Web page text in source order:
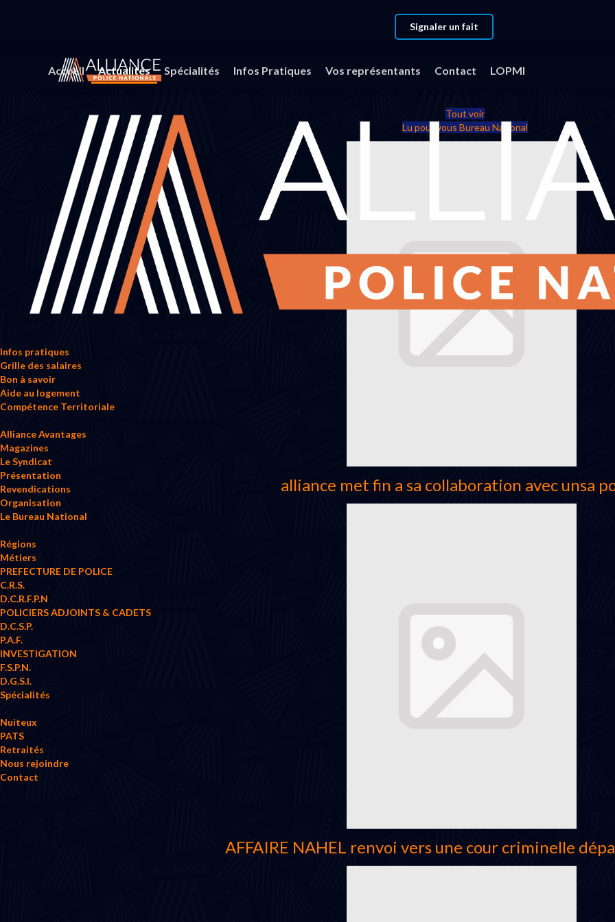
Signaler un fait
Accueil Actualités Spécialités Infos Pratiques Vos représentants Contact LOPMI
Infos pratiques
Grille des salaires
Bon à savoir
Aide au logement
Compétence Territoriale
Alliance Avantages
Magazines
Le Syndicat
Présentation
Revendications
Organisation
Le Bureau National
Régions
Métiers
PREFECTURE DE POLICE
C.R.S.
D.C.R.F.P.N
POLICIERS ADJOINTS & CADETS
D.C.S.P.
P.A.F.
INVESTIGATION
F.S.P.N.
D.G.S.I.
Spécialités
Nuiteux
PATS
Retraités
Nous rejoindre
Contact
Tout voir
Lu pour vous Bureau National
alliance met fin a sa collaboration avec unsa
AFFAIRE NAHEL renvoi vers une cour criminelle